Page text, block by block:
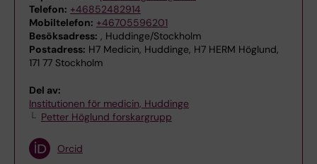
Telefon: +46852482914
Mobiltelefon: +46705596201
Besöksadress: , Huddinge/Stockholm
Postadress: H7 Medicin, Huddinge, H7 HERM Höglund,
171 77 Stockholm
Del av:
Institutionen för medicin, Huddinge
Petter Höglund forskargrupp
Orcid